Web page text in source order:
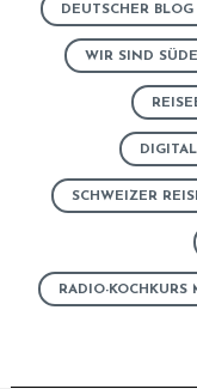
DEUTSCHER BLOG
WIR SIND
SCHWEIZER
RADIO-KOCHKURS